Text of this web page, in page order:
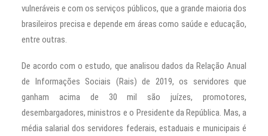
vulneráveis e com os serviços públicos, que a grande maioria dos
brasileiros precisa e depende em áreas como saúde e educação,
entre outras.
De acordo com o estudo, que analisou dados da Relação Anual
de Informações Sociais (Rais) de 2019, os servidores que
ganham acima de 30 mil são juízes, promotores,
desembargadores, ministros e o Presidente da República. Mas, a
média salarial dos servidores federais, estaduais e municipais é